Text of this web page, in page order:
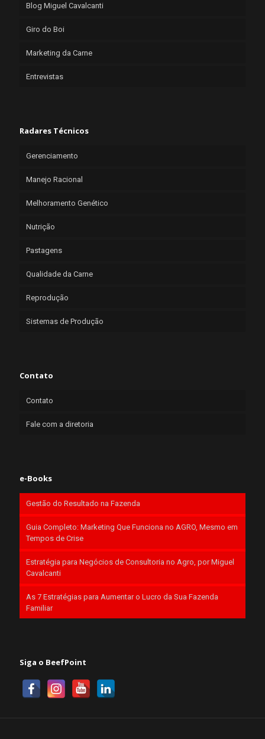
Blog Miguel Cavalcanti
Giro do Boi
Marketing da Carne
Entrevistas
Radares Técnicos
Gerenciamento
Manejo Racional
Melhoramento Genético
Nutrição
Pastagens
Qualidade da Carne
Reprodução
Sistemas de Produção
Contato
Contato
Fale com a diretoria
e-Books
Gestão do Resultado na Fazenda
Guia Completo: Marketing Que Funciona no AGRO, Mesmo em
Tempos de Crise
Estratégia para Negócios de Consultoria no Agro, por Miguel
Cavalcanti
As 7 Estratégias para Aumentar o Lucro da Sua Fazenda
Familiar
Siga o BeefPoint